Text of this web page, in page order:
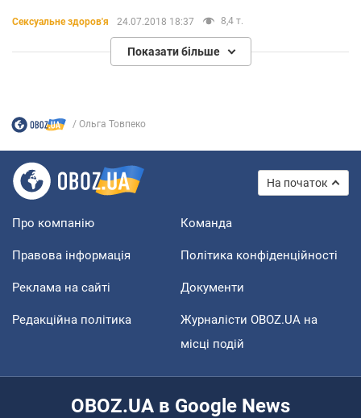
Сексуальне здоров'я 24.07.2018 18:37 8,4 т.
Показати більше
Ольга Товпеко
На початок
Про компанію Команда
Правова інформація Політика конфіденційності
Реклама на сайті Документи
Редакційна політика
Журналісти OBOZ.UA на
місці подій
OBOZ.UA в Google News